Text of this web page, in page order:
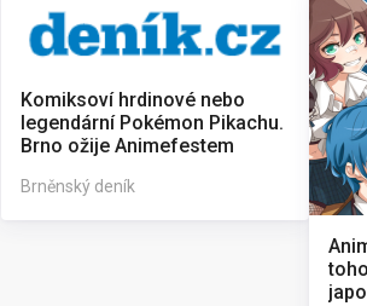
Komiksoví hrdinové nebo
legendární Pokémon Pikachu.
Brno ožije Animefestem
Brněnský deník